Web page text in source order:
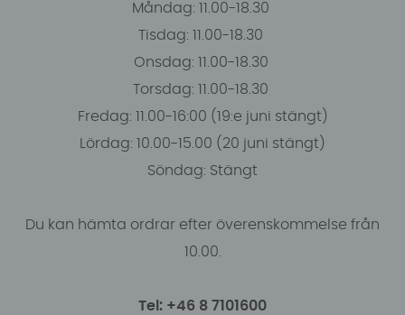
Måndag: 11.00-18.30
Tisdag: 11.00-18.30
Onsdag: 11.00-18.30
Torsdag: 11.00-18.30
Fredag: 11.00-16:00 (19:e juni stängt)
Lördag: 10.00-15.00 (20 juni stängt)
Söndag: Stängt
Du kan hämta ordrar efter överenskommelse från
10.00.
Tel: +46 8 7101600